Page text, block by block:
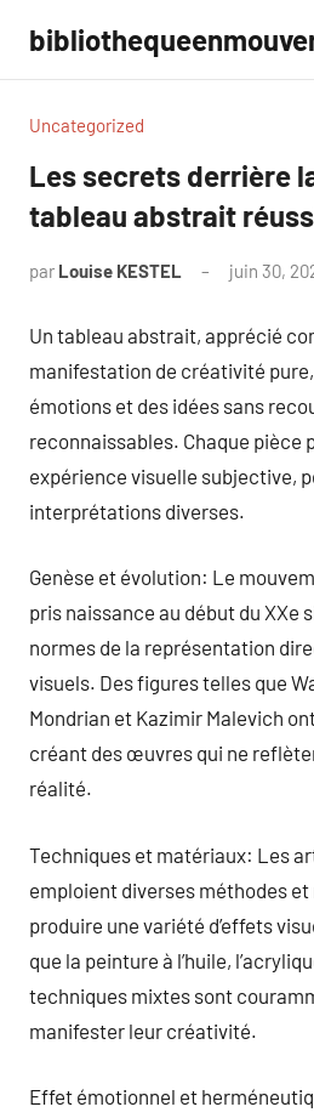
contenu
Uncategorized
Les secrets derrière
tableau abstrait
par Louise KESTEL juin 30,
Un tableau abstrait, apprécié
manifestation de créativité
émotions et des idées sans
reconnaissables. Chaque pièce
expérience visuelle subjective,
interprétations diverses.
Genèse et évolution: Le
pris naissance au début du XXe
normes de la représentation
visuels. Des figures telles que
Mondrian et Kazimir Malevich
créant des œuvres qui ne
réalité.
Techniques et matériaux: Les
emploient diverses méthodes
produire une variété d’effets
que la peinture à l’huile,
techniques mixtes sont
manifester leur créativité.
Effet émotionnel et